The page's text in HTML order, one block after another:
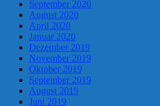
September 2020
August 2020
April 2020
Januar 2020
Dezember 2019
November 2019
Oktober 2019
September 2019
August 2019
Juni 2019